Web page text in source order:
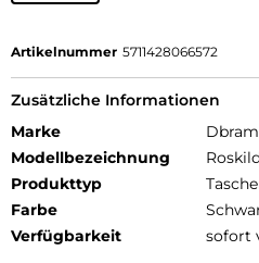
Artikelnummer 5711428066572
Zusätzliche Informationen
Marke
Modellbezeichnung
Produkttyp
Farbe
Verfügbarkeit
sofort